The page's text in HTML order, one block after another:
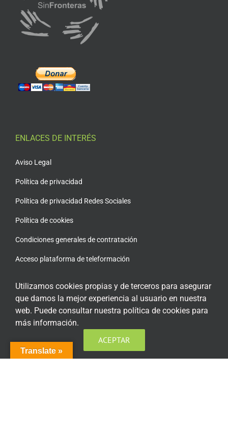
ENLACES DE INTERÉS
Aviso Legal
Política de privacidad
Política de privacidad Redes Sociales
Política de cookies
Condiciones generales de contratación
Acceso plataforma de teleformación
ENCUÉNTRANOS EN LAS REDES SOCIALES
Translate »
Utilizamos cookies propias y de terceros para asegurar
que damos la mejor experiencia al usuario en nuestra
web. Puede consultar nuestra política de cookies para
más información.
ACEPTAR